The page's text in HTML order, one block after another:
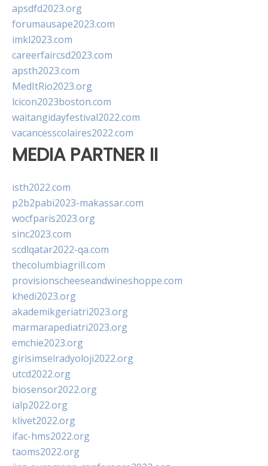
apsdfd2023.org
forumausape2023.com
imkl2023.com
careerfaircsd2023.com
apsth2023.com
MedItRio2023.org
lcicon2023boston.com
waitangidayfestival2022.com
vacancesscolaires2022.com
MEDIA PARTNER II
isth2022.com
p2b2pabi2023-makassar.com
wocfparis2023.org
sinc2023.com
scdlqatar2022-qa.com
thecolumbiagrill.com
provisionscheeseandwineshoppe.com
khedi2023.org
akademikgeriatri2023.org
marmarapediatri2023.org
emchie2023.org
girisimselradyoloji2022.org
utcd2022.org
biosensor2022.org
ialp2022.org
klivet2022.org
ifac-hms2022.org
taoms2022.org